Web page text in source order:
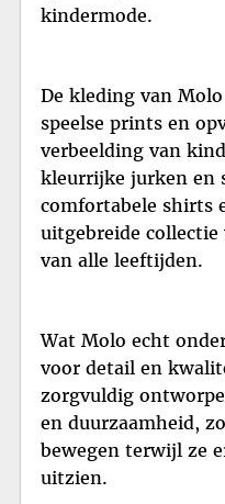
kindermode.
De kleding van
speelse prints en
verbeelding van
kleurrijke jurken en
comfortabele shirts
uitgebreide collectie
van alle leeftijden.
Wat Molo echt
voor detail en
zorgvuldig
en duurzaamheid,
bewegen terwijl ze
uitzien.